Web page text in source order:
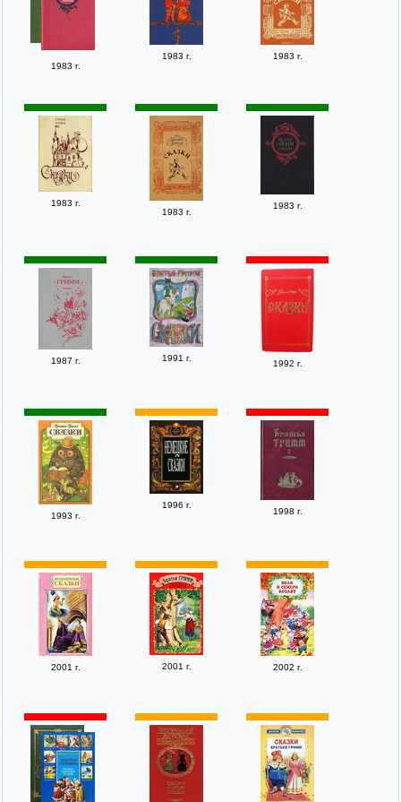
1983 г.
1983 г. 1983 г.
1983 г.
1983 г.
1983 г.
1987 г. 1991 г.
1992 г.
1993 г.
1996 г.
1998 г.
2001 г. 2001 г. 2002 г.